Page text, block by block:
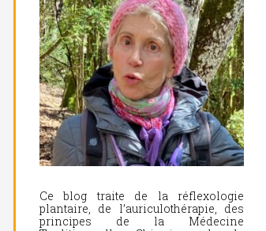
Ce blog traite de la réflexologie
plantaire, de l’auriculothérapie, des
principes de la Médecine